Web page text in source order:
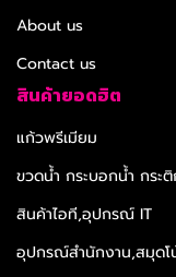
About us
Contact us
สินค้ายอดฮิต
แก้วพรีเมียม
ขวดน้ำ กระบอกน้ำ กระ
สินค้าไอที,อุปกรณ์ IT
อุปกรณ์สำนักงาน,สมุดโ